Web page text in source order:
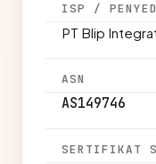
ISP /
PT Blip
ASN
AS149746
SERTIFIKAT